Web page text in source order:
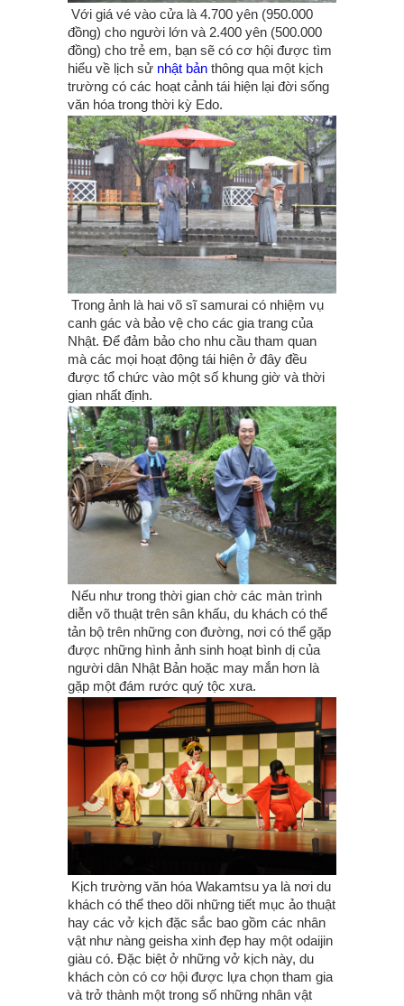
Với giá vé vào cửa là 4.700 yên (950.000
đồng) cho người lớn và 2.400 yên (500.000
đồng) cho trẻ em, bạn sẽ có cơ hội được tìm
hiểu về lịch sử nhật bản thông qua một kịch
trường có các hoạt cảnh tái hiện lại đời sống
văn hóa trong thời kỳ Edo.
Trong ảnh là hai võ sĩ samurai có nhiệm vụ
canh gác và bảo vệ cho các gia trang của
Nhật. Để đảm bảo cho nhu cầu tham quan
mà các mọi hoạt động tái hiện ở đây đều
được tổ chức vào một số khung giờ và thời
gian nhất định.
Nếu như trong thời gian chờ các màn trình
diễn võ thuật trên sân khấu, du khách có thể
tản bộ trên những con đường, nơi có thể gặp
được những hình ảnh sinh hoạt bình dị của
người dân Nhật Bản hoặc may mắn hơn là
gặp một đám rước quý tộc xưa.
Kịch trường văn hóa Wakamtsu ya là nơi du
khách có thể theo dõi những tiết mục ảo thuật
hay các vở kịch đặc sắc bao gồm các nhân
vật như nàng geisha xinh đẹp hay một odaijin
giàu có. Đặc biệt ở những vở kịch này, du
khách còn có cơ hội được lựa chọn tham gia
và trở thành một trong số những nhân vật